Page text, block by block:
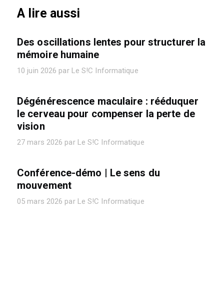
A lire aussi
Des oscillations lentes pour structurer la
mémoire humaine
10 juin 2026 par Le S!C Informatique
Dégénérescence maculaire : rééduquer
le cerveau pour compenser la perte de
vision
27 mars 2026 par Le S!C Informatique
Conférence-démo | Le sens du
mouvement
05 mars 2026 par Le S!C Informatique